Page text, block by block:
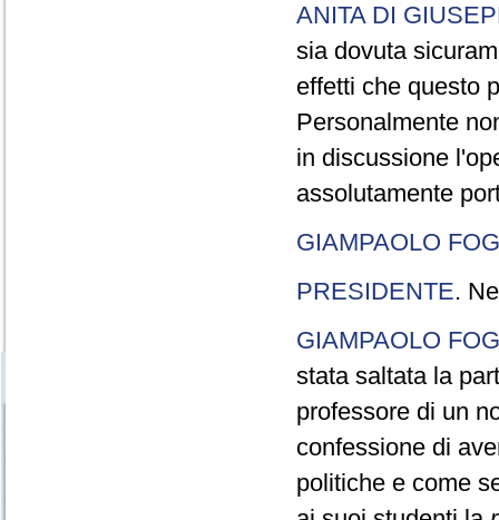
ANITA DI
sia dovuta
effetti che questo
Personalmente
in discussione
assolutamente
GIAMPAOLO
PRESIDENTE.
GIAMPAOLO
stata saltata la
professore di un
confessione di
politiche e come